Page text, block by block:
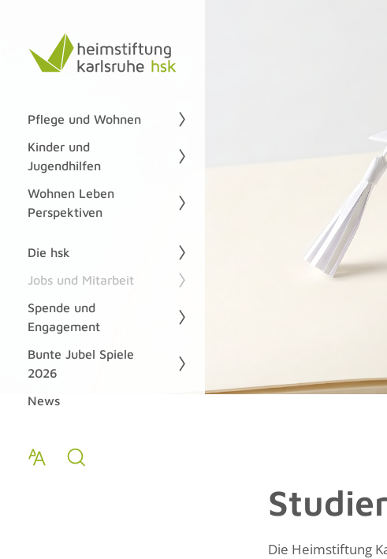
Pflege und Wohnen
Kinder und
Jugendhilfen
Wohnen Leben
Perspektiven
Die hsk
Jobs und Mitarbeit
Spende und
Engagement
Bunte Jubel Spiele
2026
News
Die Heimstiftung